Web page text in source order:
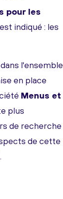
pour les
indiqué : les
l'ensemble
en place
Menus et
plus
de recherche
de cette